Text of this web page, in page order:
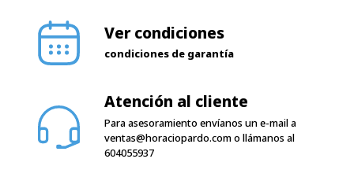
Ver condiciones
condiciones de garantía
Atención al cliente
Para asesoramiento envíanos un e-mail a
ventas@horaciopardo.como llámanos al
604055937